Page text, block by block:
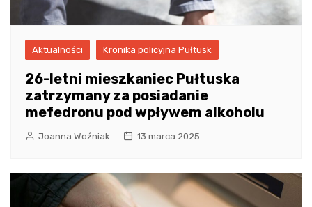
Aktualności Kronika policyjna Pułtusk
26-letni mieszkaniec Pułtuska
zatrzymany za posiadanie
mefedronu pod wpływem alkoholu
Joanna Woźniak 13 marca 2025